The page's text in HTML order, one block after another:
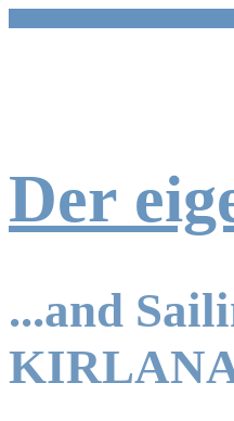
Der
...and